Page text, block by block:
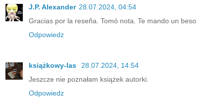
J.P. Alexander 28.07.2024, 04:54
Gracias por la reseña. Tomó nota. Te mando un beso
Odpowiedz
książkowy-las
28.07.2024, 14:54
Jeszcze nie poznałam książek autorki.
Odpowiedz